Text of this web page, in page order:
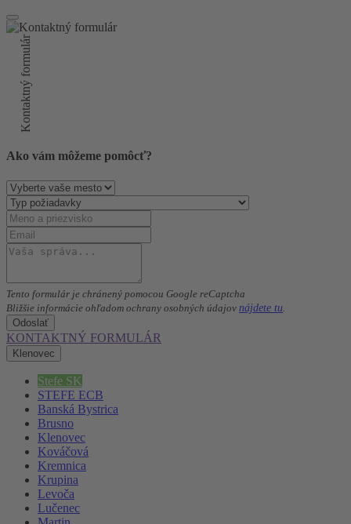
Kontaktný formulár
Ako vám môžeme pomôcť?
Tento formulár je chránený pomocou Google reCaptcha
Bližšie informácie ohľadom ochrany osobných údajov nájdete tu
Odoslať
KONTAKTNÝ FORMULÁR
Klenovec
Stefe SK
STEFE ECB
Banská Bystrica
Brusno
Klenovec
Kováčová
Kremnica
Krupina
Levoča
Lučenec